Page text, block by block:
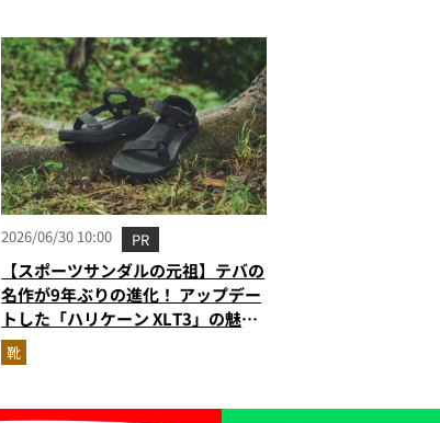
2026/06/30 10:00 PR
【スポーツサンダルの元祖】テバの
名作が9年ぶりの進化！ アップデー
トした「ハリケーン XLT3」の魅力
を識者があらゆる角度から徹底解
説！
靴